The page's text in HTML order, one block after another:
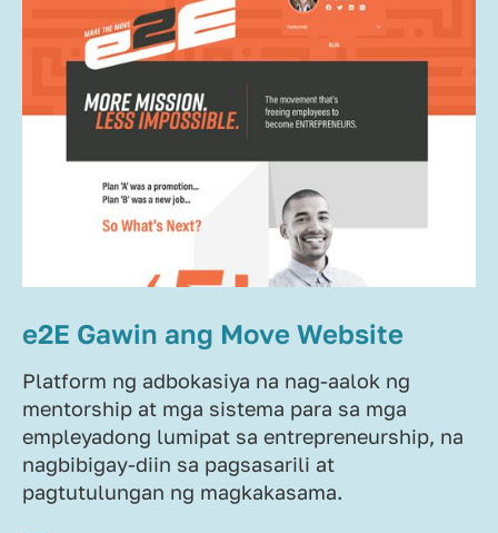
e2E Gawin ang Move Website
Platform ng adbokasiya na nag-aalok ng
mentorship at mga sistema para sa mga
empleyadong lumipat sa entrepreneurship, na
nagbibigay-diin sa pagsasarili at
pagtutulungan ng magkakasama.